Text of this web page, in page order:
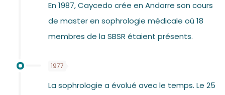
En 1987, Caycedo crée en Andorre son cours
de master en sophrologie médicale où 18
membres de la SBSR étaient présents.
1977
La sophrologie a évolué avec le temps. Le 25